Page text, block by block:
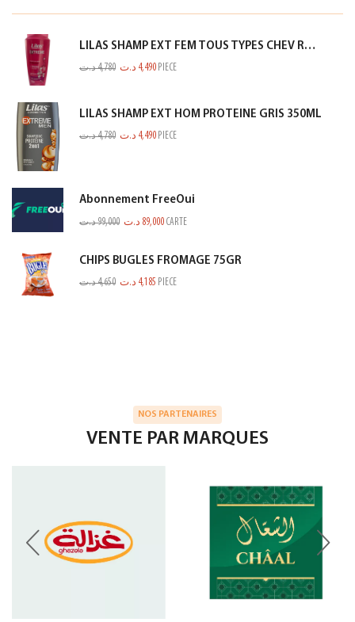
LILAS SHAMP EXT FEM TOUS TYPES CHEV ROSE 350ML
4,780د.ت 4,490 د.ت PIECE
LILAS SHAMP EXT HOM PROTEINE GRIS 350ML
4,780د.ت 4,490 د.ت PIECE
Abonnement FreeOui
99,000د.ت 89,000 د.ت CARTE
CHIPS BUGLES FROMAGE 75GR
4,650د.ت 4,185 د.ت PIECE
NOS PARTENAIRES
VENTE PAR MARQUES